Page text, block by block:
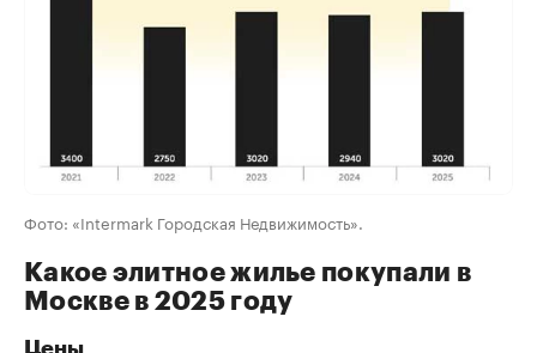
Фото: «Intermark Городская Недвижимость».
Какое элитное жилье покупали в
Москве в 2025 году
Цены